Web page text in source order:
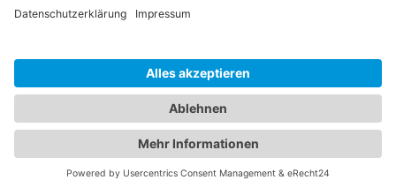
Erstellt ohne Kaffee durch.netperfection